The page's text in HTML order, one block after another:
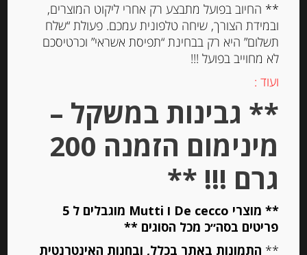
נקטר פטל אדום צרפתי, 250 מ”ל
מחיר ל 100 מ"ל: 11.60 ש"ח
מחיר ל 100 מ"ל: 11.60 ש"ח
הוספה לסל
** החיוב בפועל מתבצע רק אחרי ליקוט המוצרים,
ובמידת הצורך, שיחה טלפונית עמכם. פעולת “שלח
תשלום” היא רק בבחינת “תפיסת אשראי” וכרטיסכם
לא מחוייב בפועל !!!
ועוד :
** גבינות במשקל –
מינימום הזמנה 200
גרם !!! **
** מוצרי De cecco ו Mutti מוגבלים ל 5
פריטים בסה״כ מכל הסוגים **
** התמונות באתר בכלל, ובחנות האינטרנטית